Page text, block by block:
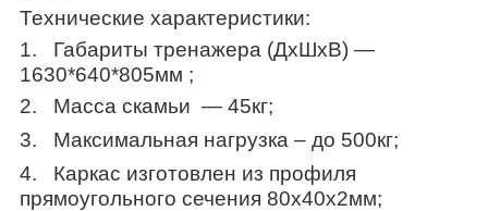
Технические характеристики:
1.
Габариты тренажера (ДхШхВ) ―
1630*640*805мм ;
2.
Масса скамьи ― 45кг;
3.
Максимальная нагрузка – до 500кг;
4.
Каркас изготовлен из профиля
прямоугольного сечения 80х40х2мм;